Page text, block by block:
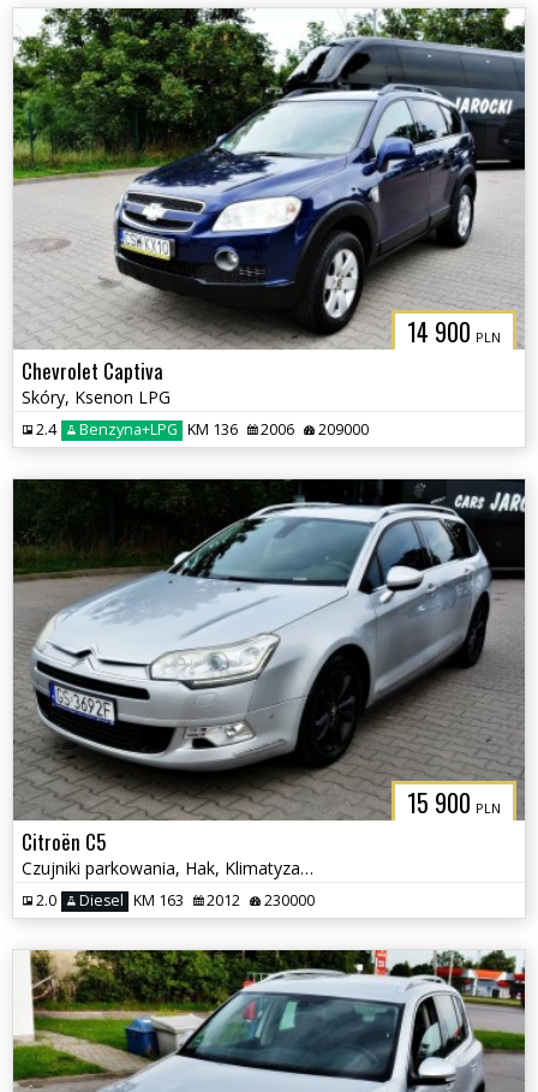
14 900 PLN
Chevrolet Captiva
Skóry, Ksenon LPG
2.4 Benzyna+LPG KM 136 2006 209000
15 900 PLN
Citroën C5
Czujniki parkowania, Hak, Klimatyzacja
2.0 Diesel KM 163 2012 230000